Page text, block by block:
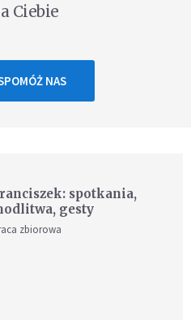
Ciebie
NAS
spotkania,
gesty
zbiorowa